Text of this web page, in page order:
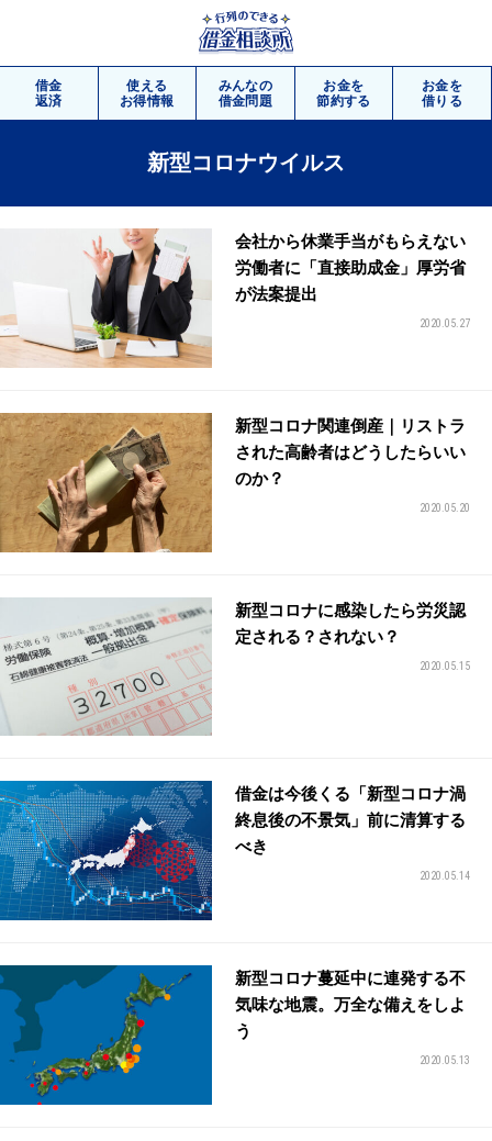
借金
返済
使える
お得情報
みんなの
借金問題
お金を
節約する
お金を
借りる
新型コロナウイルス
会社から休業手当がもらえない
労働者に「直接助成金」厚労省
が法案提出
2020.05.27
新型コロナ関連倒産｜リストラ
された高齢者はどうしたらいい
のか？
2020.05.20
新型コロナに感染したら労災認
定される？されない？
2020.05.15
借金は今後くる「新型コロナ渦
終息後の不景気」前に清算する
べき
2020.05.14
新型コロナ蔓延中に連発する不
気味な地震。万全な備えをしよ
う
2020.05.13